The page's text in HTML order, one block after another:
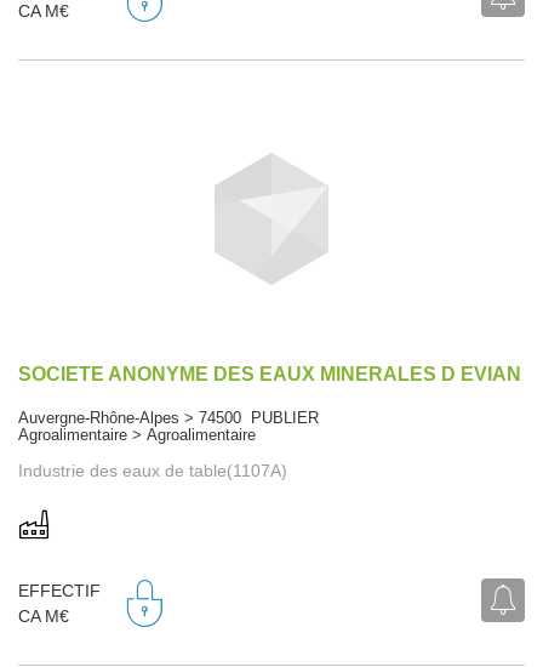
CA M€
SOCIETE ANONYME DES EAUX MINERALES D EVIAN
Auvergne-Rhône-Alpes > 74500 PUBLIER
Agroalimentaire > Agroalimentaire
Industrie des eaux de table(1107A)
EFFECTIF
CA M€